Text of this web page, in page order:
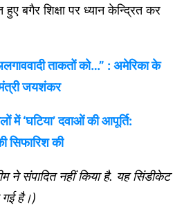
हुए बगैर शिक्षा पर ध्यान केन्द्रित कर
ताकतों को…” : अमेरिका के
जयशंकर
में ‘घटिया’ दवाओं की आपूर्ति:
सिफारिश की
ने संपादित नहीं किया है. यह सिंडीकेट
गई है।)